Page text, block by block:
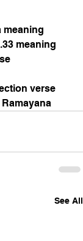
meaning
meaning
verse
See All